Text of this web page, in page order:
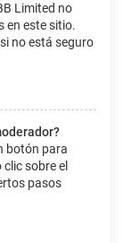
Limited no
en este sitio.
no está seguro
botón para
sobre el
pasos